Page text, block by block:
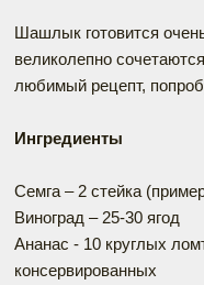
Шашлык готовится
великолепно
любимый рецепт,
Ингредиенты
Семга – 2 стейка
Виноград – 25-30 ягод
Ананас - 10 круглых
консервированных